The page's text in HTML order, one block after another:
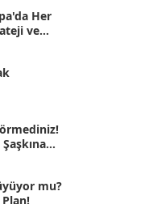
Her
ve
mu?
Plan!